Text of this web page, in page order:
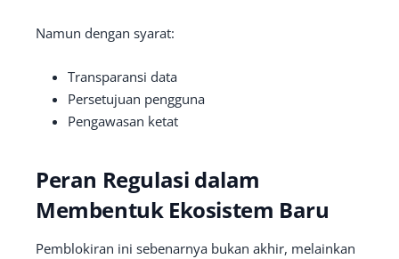
Namun dengan syarat:
Transparansi data
Persetujuan pengguna
Pengawasan ketat
Peran Regulasi dalam
Membentuk Ekosistem Baru
Pemblokiran ini sebenarnya bukan akhir, melainkan